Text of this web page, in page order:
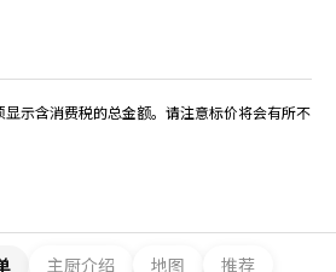
示含消费税的总金额。请注意标价将会有所不
主厨介绍 地图 推荐